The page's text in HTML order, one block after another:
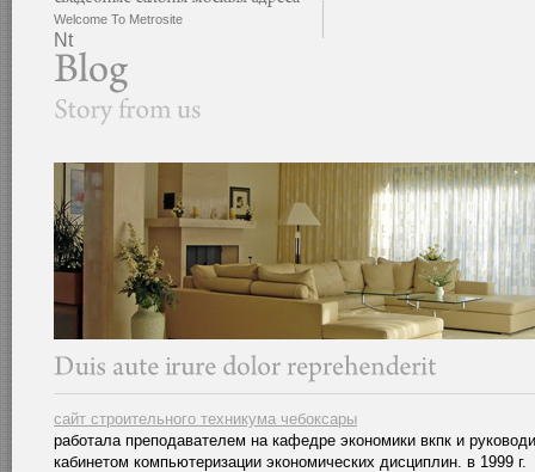
Welcome To Metrosite
Nt
сайт строительного техникума чебоксары
работала преподавателем на кафедре экономики вкпк и
кабинетом компьютеризации экономических дисциплин. в 1999 г.